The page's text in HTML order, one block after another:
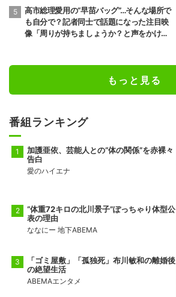
高市総理愛用の“早苗バッグ”…そんな場所で
も自分で？記者同士で話題になった注目映
像「周りが持ちましょうか？と声をかけて
もっと見る
番組ランキング
加護亜依、芸能人との“体の関係”を赤裸々
告白
愛のハイエナ
“体重72キロの北川景子”ぽっちゃり体型公
表の理由
ななにー 地下ABEMA
「ゴミ屋敷」「孤独死」布川敏和の離婚後
の絶望生活
ABEMAエンタメ